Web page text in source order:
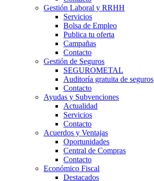
Gestión Laboral y RRHH
Servicios
Bolsa de Empleo
Publica tu oferta
Campañas
Contacto
Gestión de Seguros
SEGUROMETAL
Auditoría gratuita de seguros
Contacto
Ayudas y Subvenciones
Actualidad
Servicios
Contacto
Acuerdos y Ventajas
Oportunidades
Central de Compras
Contacto
Económico Fiscal
Destacados